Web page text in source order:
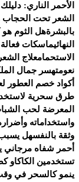
الأحمر الناري:
الشعر تحت الحجاب
بالبشرةهل الثوم هو
النهائيماسكات
الاستحمامعلاج
نعومتهسر جمال
أكواد خصم العطور لعام 2025 — فخامة برائحة
طرق سحرية
المعرضة لحب
واستخداماته
وثقة بالنفسهل يسبب
أحمر شفاه مرجاني
تستخدمين الكاكاو
ينمو كالسحر في